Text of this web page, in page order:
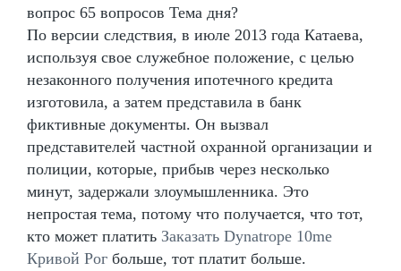
вопрос 65 вопросов Тема дня?
По версии следствия, в июле 2013 года Катаева,
используя свое служебное положение, с целью
незаконного получения ипотечного кредита
изготовила, а затем представила в банк
фиктивные документы. Он вызвал
представителей частной охранной организации и
полиции, которые, прибыв через несколько
минут, задержали злоумышленника. Это
непростая тема, потому что получается, что тот,
кто может платить Заказать Dynatrope 10me
Кривой Рог больше, тот платит больше.